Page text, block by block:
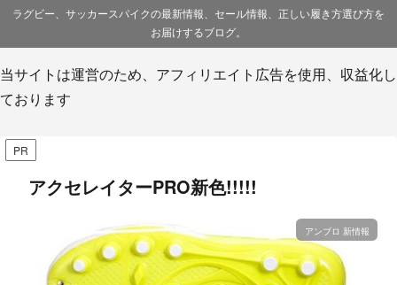
ラグビー、サッカースパイクの最新情報、セール情報、正しい履き方選び方を
お届けするブログ。
当サイトは運営のため、アフィリエイト広告を使用、収益化し
ております
PR
アクセレイターPRO新色!!!!!
アンブロ 新情報